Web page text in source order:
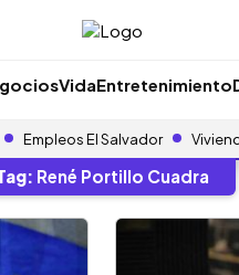
VidaEntretenimiento
Empleos El Salvador
René Portillo Cuadra